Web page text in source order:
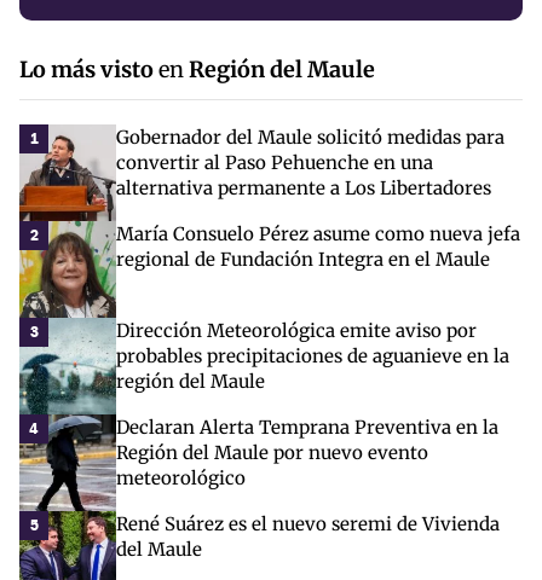
Lo más vistoen Región del Maule
1
Gobernador del Maule solicitó medidas para
convertir al Paso Pehuenche en una
alternativa permanente a Los Libertadores
2
María Consuelo Pérez asume como nueva jefa
regional de Fundación Integra en el Maule
3
Dirección Meteorológica emite aviso por
probables precipitaciones de aguanieve en la
región del Maule
4
Declaran Alerta Temprana Preventiva en la
Región del Maule por nuevo evento
meteorológico
5
René Suárez es el nuevo seremi de Vivienda
del Maule